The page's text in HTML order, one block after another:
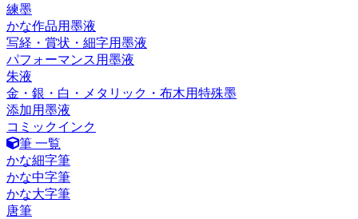
練墨
かな作品用墨液
写経・賞状・細字用墨液
パフォーマンス用墨液
朱液
金・銀・白・メタリック・布木用特殊墨
添加用墨液
コミックインク
筆 一覧
かな細字筆
かな中字筆
かな大字筆
唐筆